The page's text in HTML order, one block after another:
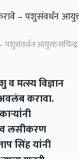
आयुक्त सचिन्द्र
मत्स्य विज्ञान
करावा.
लसीकरण
सिंह यांनी